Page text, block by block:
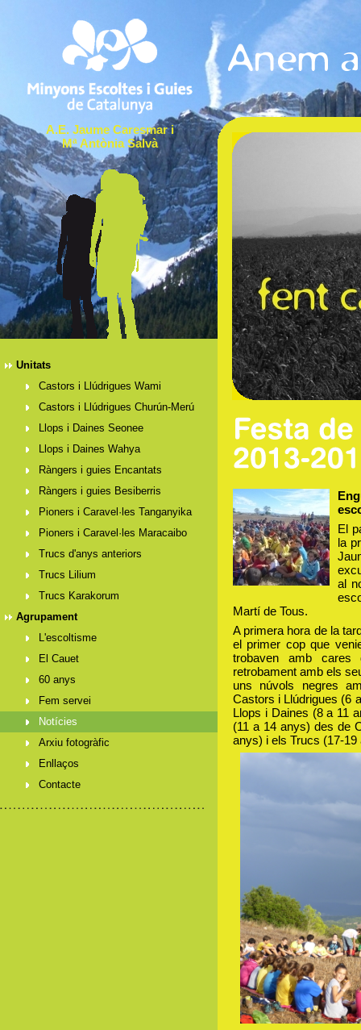
A.E. Jaume Caresmar i
Mª Antònia Salvà
Unitats
Castors i Llúdrigues Wami
Castors i Llúdrigues Churún-Merú
Llops i Daines Seonee
Llops i Daines Wahya
Ràngers i guies Encantats
Ràngers i guies Besiberris
Pioners i Caravel·les Tanganyika
Pioners i Caravel·les Maracaibo
Trucs d'anys anteriors
Trucs Lilium
Trucs Karakorum
Agrupament
L'escoltisme
El Cauet
60 anys
Fem servei
Notícies
Arxiu fotogràfic
Enllaços
Contacte
El
la
al
Martí de Tous.
A primera hora de la
el primer cop que
trobaven amb cares
retrobament amb els
uns núvols negres
Castors i Llúdrigues (6
Llops i Daines (8 a 11
(11 a 14 anys) des de
anys) i els Trucs (17-